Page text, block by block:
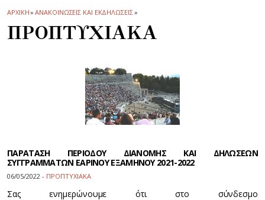
ΑΡΧΙΚΗ» ΑΝΑΚΟΙΝΩΣΕΙΣ ΚΑΙ ΕΚΔΗΛΩΣΕΙΣ»
ΠΡΟΠΤΥΧΙΑΚΑ
ΠΑΡΑΤΑΣΗ ΠΕΡΙΟΔΟΥ ΔΙΑΝΟΜΗΣ ΚΑΙ ΔΗΛΩΣΕΩΝ
ΣΥΓΓΡΑΜΜΑΤΩΝ ΕΑΡΙΝΟΥ ΕΞΑΜΗΝΟΥ 2021-2022
06/05/2022 - ΠΡΟΠΤΥΧΙΑΚΑ
Σας ενημερώνουμε ότι στο σύνδεσμο